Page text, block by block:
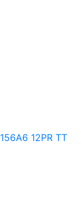
12PR ТТ